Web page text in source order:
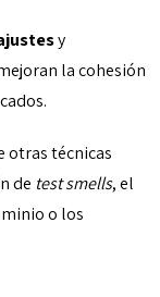
y
la cohesión
otras técnicas
de test smells, el
o los